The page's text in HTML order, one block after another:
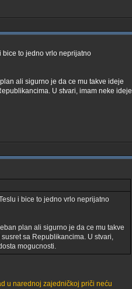
bice to jedno vrlo neprijatno
ali sigurno je da ce mu takve ideje
U stvari, imam neke ideje
i bice to jedno vrlo neprijatno
plan ali sigurno je da ce mu takve
sa Republikancima. U stvari,
mogucnosti.
u narednoj zajedničkoj priči neću